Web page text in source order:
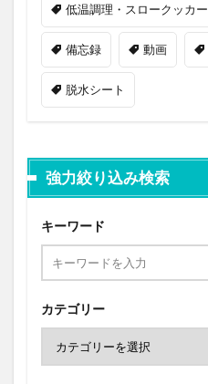
低温調理・スロークッカー
備忘録 動画
脱水シート
強力絞り込み検索
キーワード
カテゴリー